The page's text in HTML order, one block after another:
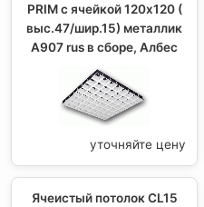
PRIM с ячейкой 120х120 (
выс.47/шир.15) металлик
А907 rus в сборе, Албес
уточняйте цену
Ячеистый потолок CL15